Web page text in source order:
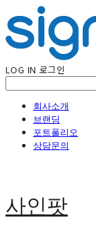
LOG IN 로그인
회사소개
브랜딩
포트폴리오
상담문의
사인팟